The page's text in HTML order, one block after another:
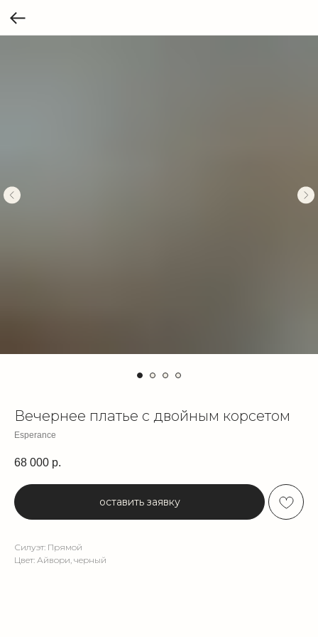
Вечернее платье с двойным корсетом
Esperance
68 000 р.
оставить заявку
Силуэт: Прямой
Цвет: Айвори, черный